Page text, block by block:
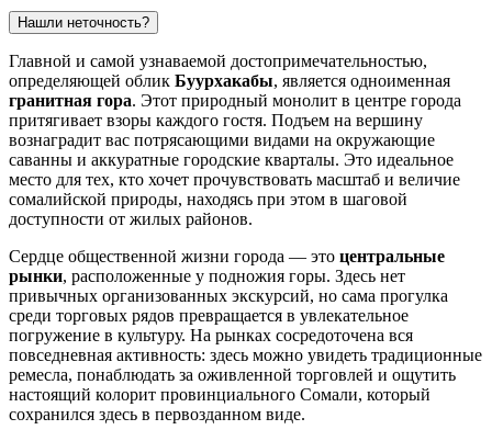
Нашли неточность?
Главной и самой узнаваемой достопримечательностью,
определяющей облик Буурхакабы, является одноименная
гранитная гора. Этот природный монолит в центре города
притягивает взоры каждого гостя. Подъем на вершину
вознаградит вас потрясающими видами на окружающие
саванны и аккуратные городские кварталы. Это идеальное
место для тех, кто хочет прочувствовать масштаб и величие
сомалийской природы, находясь при этом в шаговой
доступности от жилых районов.
Сердце общественной жизни города — это центральные
рынки, расположенные у подножия горы. Здесь нет
привычных организованных экскурсий, но сама прогулка
среди торговых рядов превращается в увлекательное
погружение в культуру. На рынках сосредоточена вся
повседневная активность: здесь можно увидеть традиционные
ремесла, понаблюдать за оживленной торговлей и ощутить
настоящий колорит провинциального Сомали, который
сохранился здесь в первозданном виде.